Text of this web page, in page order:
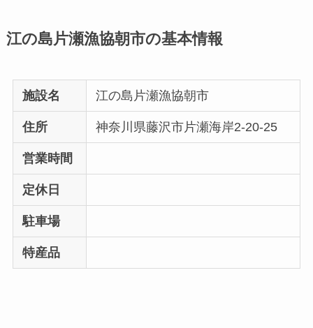
江の島片瀬漁協朝市の基本情報
施設名 江の島片瀬漁協朝市
住所 神奈川県藤沢市片瀬海岸2-20-25
営業時間
定休日
駐車場
特産品